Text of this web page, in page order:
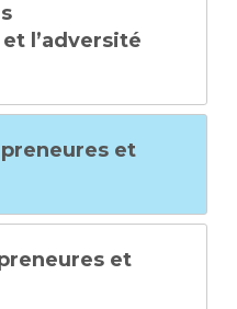
l’adversité
et
et